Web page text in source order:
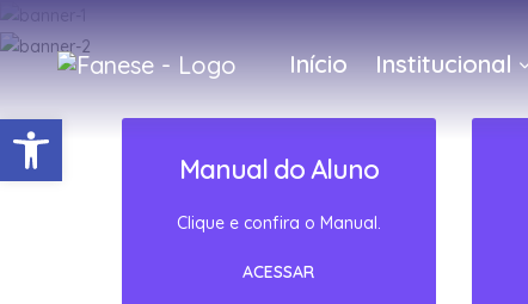
Início Institucional
Manual do Aluno
Clique e confira o Manual.
ACESSAR
Barra de Ferramentas